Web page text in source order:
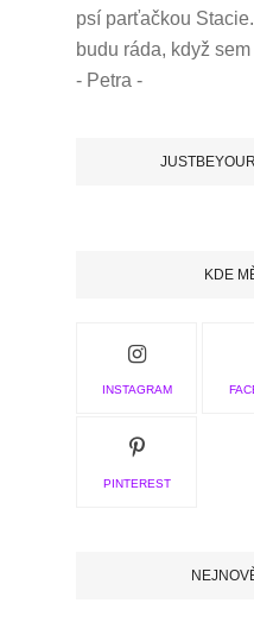
psí parťačkou Stacie.
budu ráda, když
- Petra -
KDE
INSTAGRAM
PINTEREST